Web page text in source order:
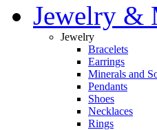
Jewelry &
Jewelry
Bracelets
Earrings
Minerals and
Pendants
Shoes
Necklaces
Rings